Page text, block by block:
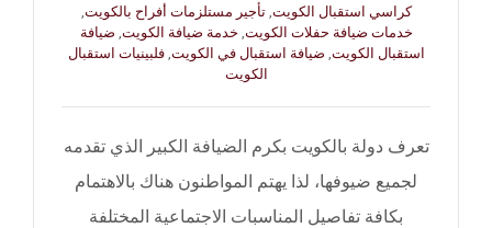
كراسي استقبال الكويت ,تأجير مستلزمات أفراح بالكويت
خدمات ضيافة حفلات الكويت خدمة ضيافة الكويت ضيافة
استقبال الكويت ضيافة استقبال في الكويت ,فلبينيات استقبال
الكويت
تعرف دولة بالكويت بكرم الضيافة الكبير الذي تقدمه
لجميع ضيوفها، لذا يهتم المواطنون هناك بالاهتمام
بكافة تفاصيل المناسبات الاجتماعية المختلفة